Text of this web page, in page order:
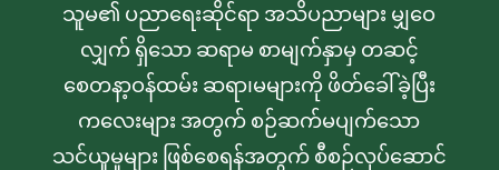
သူမ၏ ပညာရေးဆိုင်ရာ အသိပညာများ မျှဝေ
လျှက် ရှိသော ဆရာမ စာမျက်နှာမှ တဆင့်
စေတနာ့ဝန်ထမ်း ဆရာ၊မများကို ဖိတ်ခေါ်ခဲ့ပြီး
ကလေးများ အတွက် စဉ်ဆက်မပျက်သော
သင်ယူမှုများ ဖြစ်စေရန်အတွက် စီစဉ်လုပ်ဆောင်